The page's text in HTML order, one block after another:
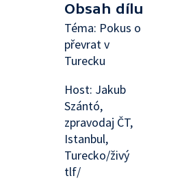
Obsah dílu
Téma: Pokus o
převrat v
Turecku
Host: Jakub
Szántó,
zpravodaj ČT,
Istanbul,
Turecko/živý
tlf/